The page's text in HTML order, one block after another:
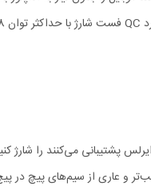
الکترونیکی که از شارژ وایرلس